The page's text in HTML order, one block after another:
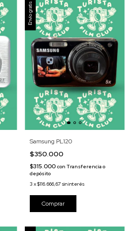
Envío gratis
Samsung PL120
$350.000
$315.000 con Transferencia o
depósito
3 x$116.666,67 sin interés